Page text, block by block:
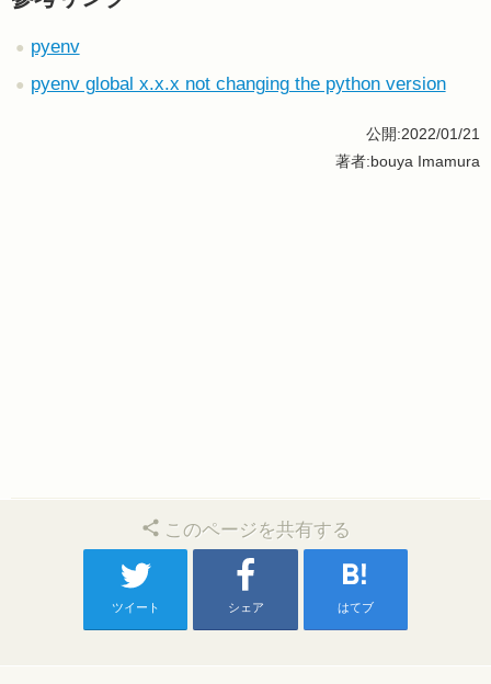
pyenv
pyenv global x.x.x not changing the python version
公開:2022/01/21
著者:bouya Imamura
このページを共有する
ツイート シェア はてブ